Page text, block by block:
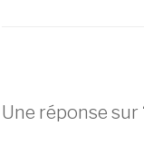
Une réponse sur